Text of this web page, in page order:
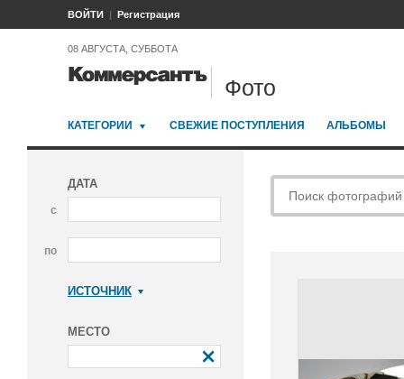
ВОЙТИ Регистрация
08 АВГУСТА, СУББОТА
Фото
КАТЕГОРИИ СВЕЖИЕ ПОСТУПЛЕНИЯ АЛЬБОМЫ
ДАТА
с
по
ИСТОЧНИК
МЕСТО